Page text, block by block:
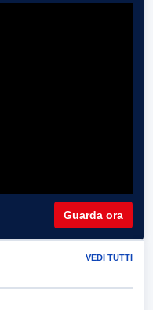
Guarda ora
VEDI TUTTI